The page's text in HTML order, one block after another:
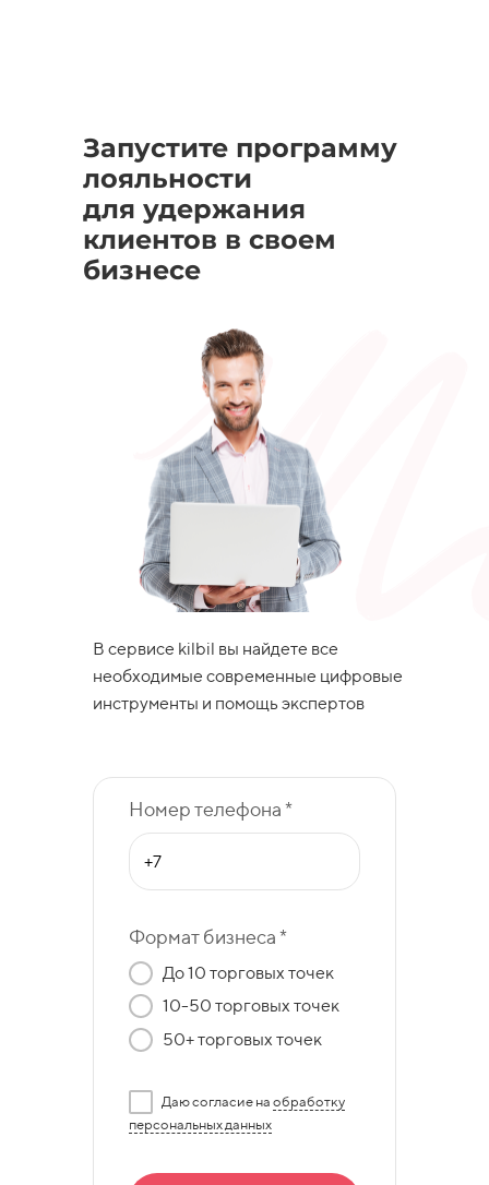
Номер телефона *
Формат бизнеса *
До 10 торговых точек
10-50 торговых точек
50+ торговых точек
Даю согласие на обработку
персональных данных
Запустите программу
лояльности
для удержания
клиентов в своем
бизнесе
В сервисе kilbil вы найдете все
необходимые современные цифровые
инструменты и помощь экспертов